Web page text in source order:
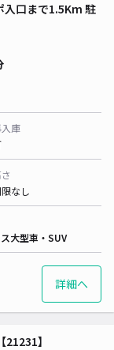
口まで1.5Km 駐
庫
なし
大型車・SUV
詳細へ
】